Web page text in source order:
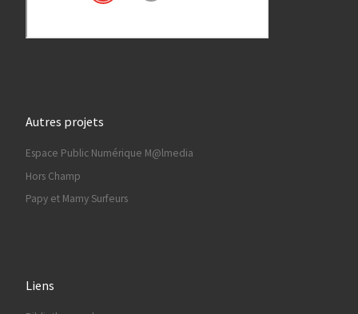
Autres projets
Espace Public Numérique M@lmedia
Hors Champ
Papy et Mamy Surfeurs
Liens